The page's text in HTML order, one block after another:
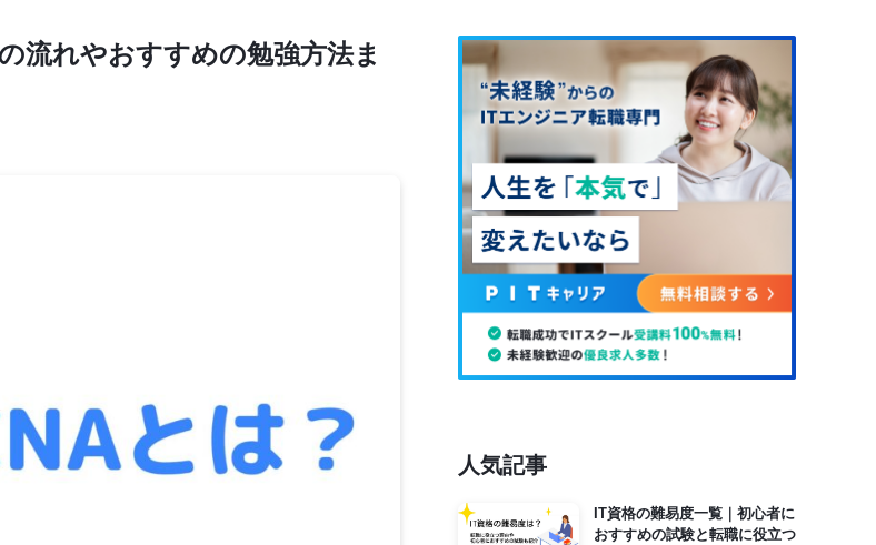
流れやおすすめの勉強方法ま
人気記事
IT資格の難易度一覧｜初心者に
おすすめの試験と転職に役立つ